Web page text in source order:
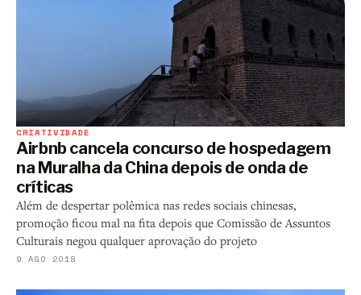
CRIATIVIDADE
Airbnb cancela concurso de hospedagem
na Muralha da China depois de onda de
críticas
Além de despertar polêmica nas redes sociais chinesas,
promoção ficou mal na fita depois que Comissão de Assuntos
Culturais negou qualquer aprovação do projeto
9 AGO 2018